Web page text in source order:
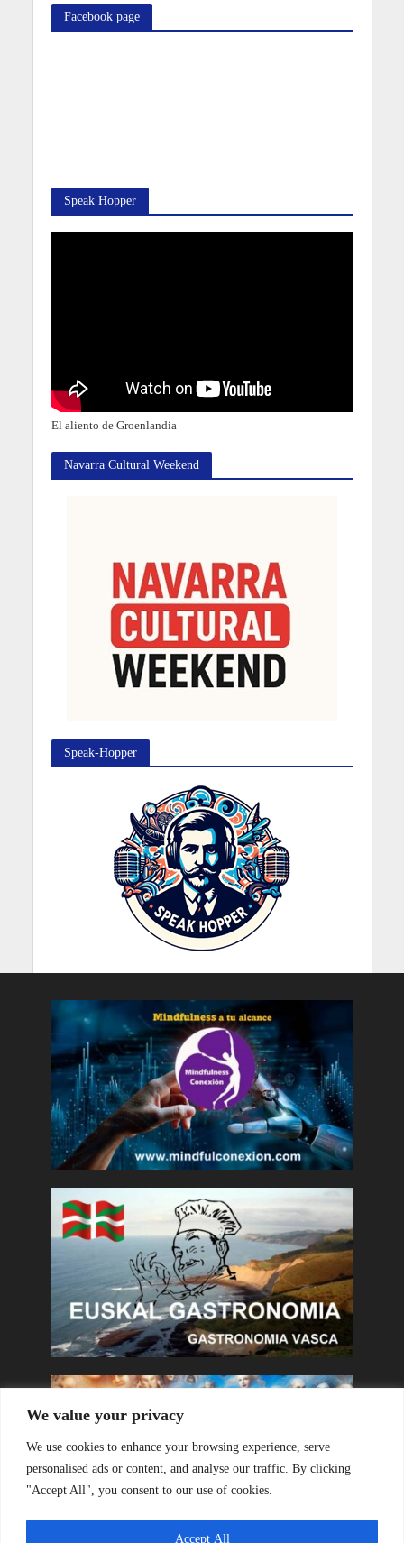
We value your privacy
We use cookies to enhance your browsing experience, serve
personalised ads or content, and analyse our traffic. By clicking
"Accept All", you consent to our use of cookies.
Accept All
Facebook page
Speak Hopper
El aliento de Groenlandia
Navarra Cultural Weekend
Speak-Hopper